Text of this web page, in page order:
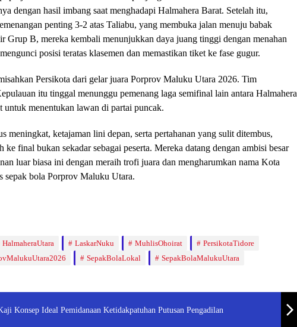
dengan hasil imbang saat menghadapi Halmahera Barat. Setelah itu,
penting 3-2 atas Taliabu, yang membuka jalan menuju babak
Grup B, mereka kembali menunjukkan daya juang tinggi dengan menahan
posisi teratas klasemen dan memastikan tiket ke fase gugur.
Persikota dari gelar juara Porprov Maluku Utara 2026. Tim
itu tinggal menunggu pemenang laga semifinal lain antara Halmahera
untuk menentukan lawan di partai puncak.
meningkat, ketajaman lini depan, serta pertahanan yang sulit ditembus,
ke final bukan sekadar sebagai peserta. Mereka datang dengan ambisi besar
luar biasa ini dengan meraih trofi juara dan mengharumkan nama Kota
sepak bola Porprov Maluku Utara.
HalmaheraUtara LaskarNuku MuhlisOhoirat
PersikotaTidore
SepakBolaLokal
SepakBolaMalukuUtara
Konsep Ideal Pemidanaan Ketidakpatuhan Putusan Pengadilan